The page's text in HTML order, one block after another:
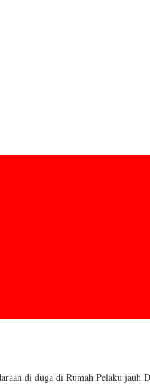
di duga di Rumah Pelaku jauh